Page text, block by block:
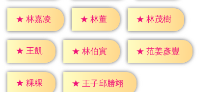
★ 林嘉凌 ★ 林董 ★ 林茂樹
★ 王凱 ★ 林伯實 ★ 范姜彥豐
★ 粿粿 ★ 王子邱勝翊